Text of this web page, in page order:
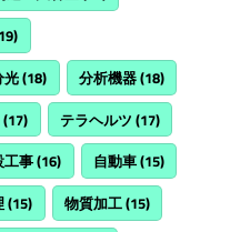
光(18) 分析機器(18)
(17) テラヘルツ (17)
工事(16) 自動車(15)
(15) 物質加工(15)